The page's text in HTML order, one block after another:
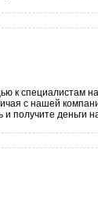
к специалистам
с нашей
получите деньги